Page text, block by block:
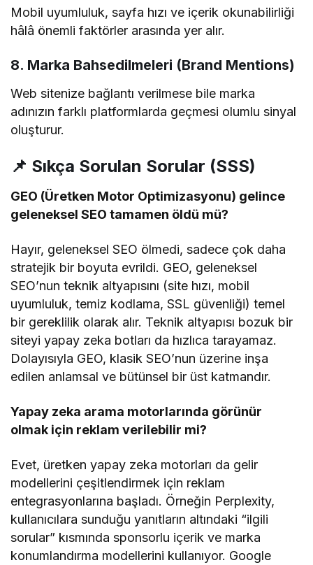
Mobil uyumluluk, sayfa hızı ve içerik okunabilirliği
hâlâ önemli faktörler arasında yer alır.
8. Marka Bahsedilmeleri (Brand Mentions)
Web sitenize bağlantı verilmese bile marka
adınızın farklı platformlarda geçmesi olumlu sinyal
oluşturur.
📌 Sıkça Sorulan Sorular (SSS)
GEO (Üretken Motor Optimizasyonu) gelince
geleneksel SEO tamamen öldü mü?
Hayır, geleneksel SEO ölmedi, sadece çok daha
stratejik bir boyuta evrildi. GEO, geleneksel
SEO’nun teknik altyapısını (site hızı, mobil
uyumluluk, temiz kodlama, SSL güvenliği) temel
bir gereklilik olarak alır. Teknik altyapısı bozuk bir
siteyi yapay zeka botları da hızlıca tarayamaz.
Dolayısıyla GEO, klasik SEO’nun üzerine inşa
edilen anlamsal ve bütünsel bir üst katmandır.
Yapay zeka arama motorlarında görünür
olmak için reklam verilebilir mi?
Evet, üretken yapay zeka motorları da gelir
modellerini çeşitlendirmek için reklam
entegrasyonlarına başladı. Örneğin Perplexity,
kullanıcılara sunduğu yanıtların altındaki “ilgili
sorular” kısmında sponsorlu içerik ve marka
konumlandırma modellerini kullanıyor. Google